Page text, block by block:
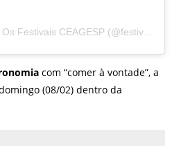
Um post compartilhado por Os Festivais CEAGESP (@festivaisceagesp)
com “comer à vontade”, a
(08/02) dentro da